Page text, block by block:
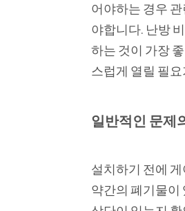
어야하는 경우
야합니다. 난방
하는 것이 가장
스럽게 열릴 필
일반적인 문제
설치하기 전에
약간의 폐기물이